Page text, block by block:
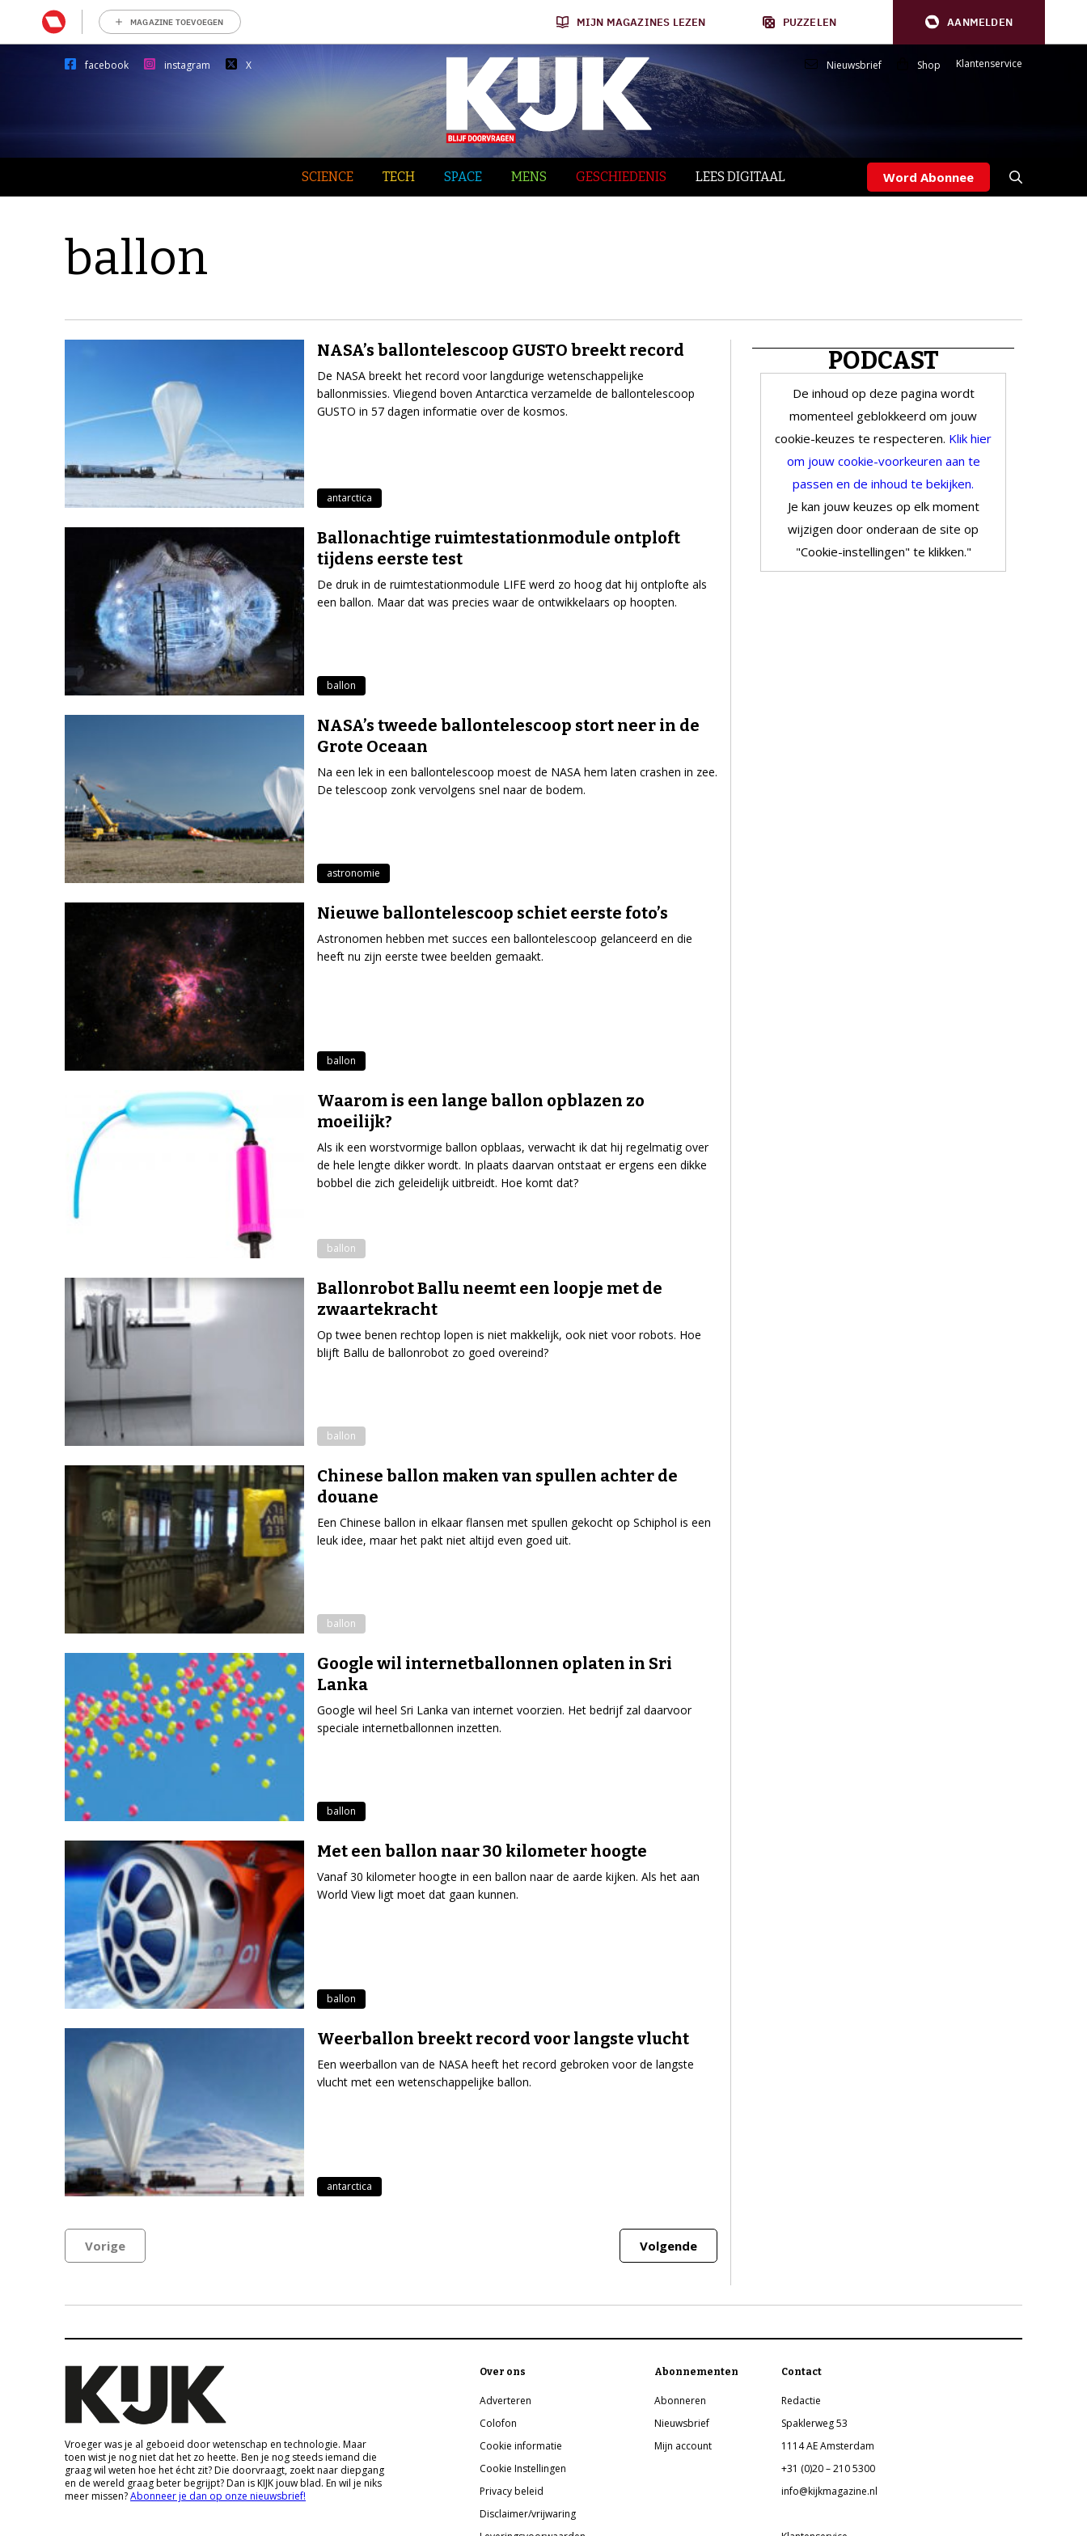
MAGAZINE TOEVOEGEN MIJN MAGAZINES LEZEN PUZZELEN AANMELDEN
facebook instagram X Nieuwsbrief Shop Klantenservice
SCIENCE TECH SPACE MENS GESCHIEDENIS LEES DIGITAAL Word Abonnee
ballon
NASA’s ballontelescoop GUSTO breekt record
De NASA breekt het record voor langdurige wetenschappelijke
ballonmissies. Vliegend boven Antarctica verzamelde de ballontelescoop
GUSTO in 57 dagen informatie over de kosmos.
antarctica
Ballonachtige ruimtestationmodule ontploft
tijdens eerste test
De druk in de ruimtestationmodule LIFE werd zo hoog dat hij ontplofte als
een ballon. Maar dat was precies waar de ontwikkelaars op hoopten.
ballon
NASA’s tweede ballontelescoop stort neer in de
Grote Oceaan
Na een lek in een ballontelescoop moest de NASA hem laten crashen in zee.
De telescoop zonk vervolgens snel naar de bodem.
astronomie
Nieuwe ballontelescoop schiet eerste foto’s
Astronomen hebben met succes een ballontelescoop gelanceerd en die
heeft nu zijn eerste twee beelden gemaakt.
ballon
Waarom is een lange ballon opblazen zo
moeilijk?
Als ik een worstvormige ballon opblaas, verwacht ik dat hij regelmatig over
de hele lengte dikker wordt. In plaats daarvan ontstaat er ergens een dikke
bobbel die zich geleidelijk uitbreidt. Hoe komt dat?
ballon
Ballonrobot Ballu neemt een loopje met de
zwaartekracht
Op twee benen rechtop lopen is niet makkelijk, ook niet voor robots. Hoe
blijft Ballu de ballonrobot zo goed overeind?
ballon
Chinese ballon maken van spullen achter de
douane
Een Chinese ballon in elkaar flansen met spullen gekocht op Schiphol is een
leuk idee, maar het pakt niet altijd even goed uit.
ballon
Google wil internetballonnen oplaten in Sri
Lanka
Google wil heel Sri Lanka van internet voorzien. Het bedrijf zal daarvoor
speciale internetballonnen inzetten.
ballon
Met een ballon naar 30 kilometer hoogte
Vanaf 30 kilometer hoogte in een ballon naar de aarde kijken. Als het aan
World View ligt moet dat gaan kunnen.
ballon
Weerballon breekt record voor langste vlucht
Een weerballon van de NASA heeft het record gebroken voor de langste
vlucht met een wetenschappelijke ballon.
antarctica
Vorige Volgende
PODCAST
De inhoud op deze pagina wordt
momenteel geblokkeerd om jouw
cookie-keuzes te respecteren. Klik hier
om jouw cookie-voorkeuren aan te
passen en de inhoud te bekijken.
Je kan jouw keuzes op elk moment
wijzigen door onderaan de site op
"Cookie-instellingen" te klikken."
Vroeger was je al geboeid door wetenschap en technologie. Maar
toen wist je nog niet dat het zo heette. Ben je nog steeds iemand die
graag wil weten hoe het écht zit? Die doorvraagt, zoekt naar diepgang
en de wereld graag beter begrijpt? Dan is KIJK jouw blad. En wil je niks
meer missen?Abonneer je dan op onze nieuwsbrief!
Over ons
Adverteren
Colofon
Cookie informatie
Cookie Instellingen
Privacy beleid
Disclaimer/vrijwaring
Abonnementen
Abonneren
Nieuwsbrief
Mijn account
Contact
Redactie
Spaklerweg 53
1114 AE Amsterdam
+31 (0)20 – 210 5300
info@kijkmagazine.nl